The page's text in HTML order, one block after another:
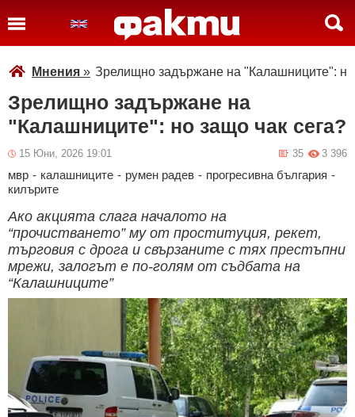
Мнения » Зрелищно задържане на "Калашниците": но
Зрелищно задържане на
"Калашниците": но защо чак сега?
15 Юни, 2026 19:01 3 396
35
мвр - калашниците - румен радев - прогресивна българия -
килърите
Ако акцията слага началото на
“прочистването” му от проституция, рекет,
търговия с дрога и свързаните с тях престъпни
мрежи, залогът е по-голям от съдбата на
“Калашниците”